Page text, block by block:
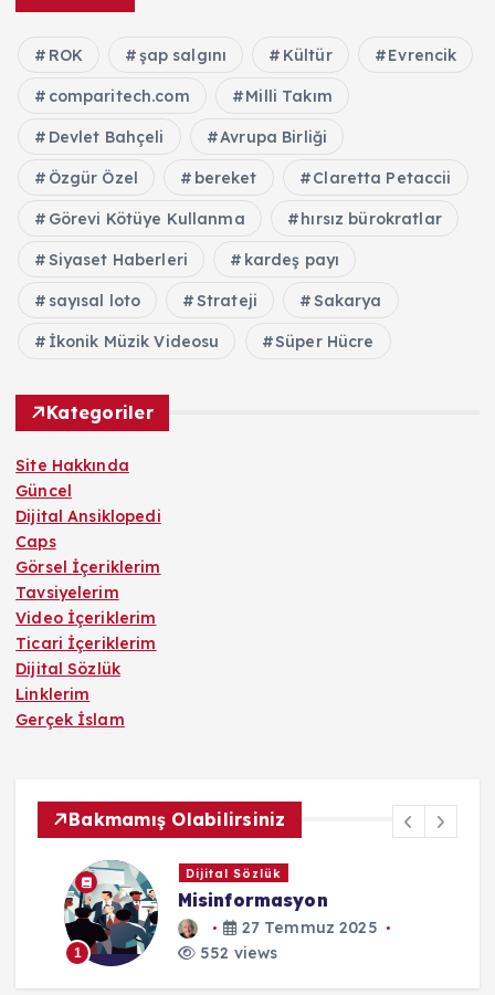
ROK şap salgını Kültür Evrencik
comparitech.com Milli Takım
Devlet Bahçeli Avrupa Birliği
Özgür Özel bereket Claretta Petaccii
Görevi Kötüye Kullanma hırsız bürokratlar
Siyaset Haberleri kardeş payı
sayısal loto Strateji Sakarya
İkonik Müzik Videosu Süper Hücre
Kategoriler
Site Hakkında
Güncel
Dijital Ansiklopedi
Caps
Görsel İçeriklerim
Tavsiyelerim
Video İçeriklerim
Ticari İçeriklerim
Dijital Sözlük
Linklerim
Gerçek İslam
Bakmamış Olabilirsiniz
Dijital Sözlük
Misinformasyon
27 Temmuz 2025
552 views